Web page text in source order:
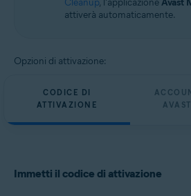
Cleanup, l'applicazioneAvast
attiverà automaticamente.
Opzioni di attivazione:
CODICE DI
ATTIVAZIONE
AVAST
Immetti il codice di attivazione